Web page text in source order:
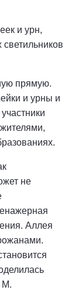
и урн,
прямую.
и урны и
не
Аллея
М.